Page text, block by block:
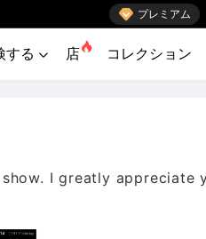
 プレミアム
する  店 コレクション
I greatly appreciate